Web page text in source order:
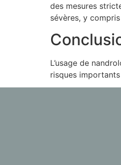
des mesures
sévères, y
L’usage de
risques